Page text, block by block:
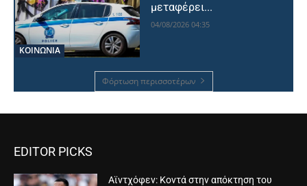
ΚΟΙΝΩΝΙΑ
μεταφέρει...
04/08/2026 04:35
Φόρτωση περισσοτέρων
EDITOR PICKS
Αϊντχόφεν: Κοντά στην απόκτηση του